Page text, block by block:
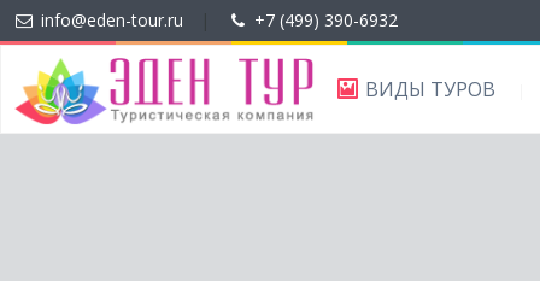
info@eden-tour.ru +7 (499) 390-6932
ВИДЫ ТУРОВ